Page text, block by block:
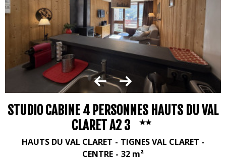
STUDIO CABINE 4 PERSONNES HAUTS DU VAL
CLARET A2 3
HAUTS DU VAL CLARET
TIGNES VAL CLARET -
CENTRE
32 m²